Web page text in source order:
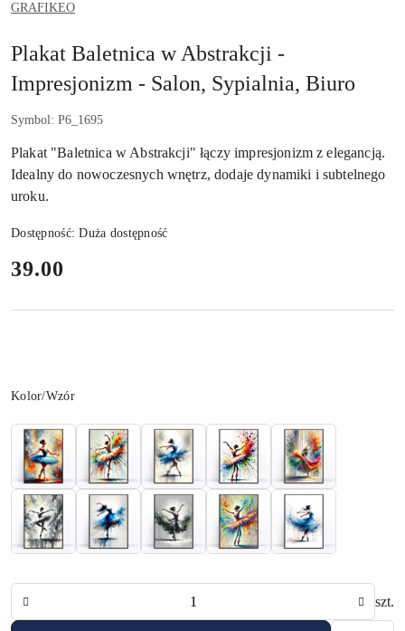
GRAFIKEO
Plakat Baletnica w Abstrakcji -
Impresjonizm - Salon, Sypialnia, Biuro
Symbol: P6_1695
Plakat "Baletnica w Abstrakcji" łączy impresjonizm z elegancją.
Idealny do nowoczesnych wnętrz, dodaje dynamiki i subtelnego
uroku.
Dostępność:Duża dostępność
cena:
39.00
Wariant
Kolor/Wzór
szt.